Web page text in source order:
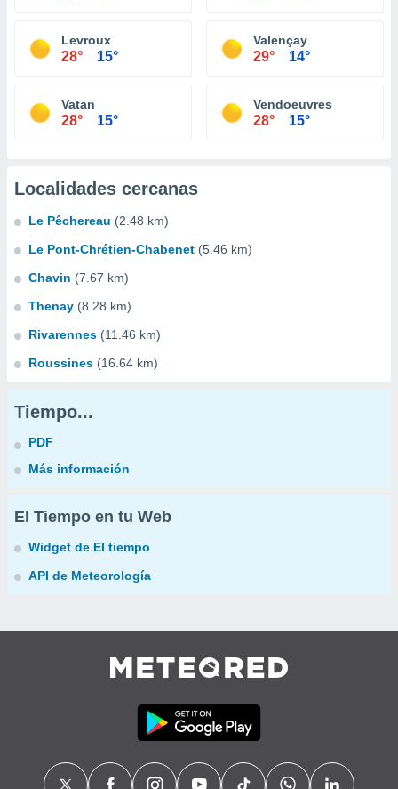
Levroux
28° 15°
Valençay
29° 14°
Vatan
28° 15°
Vendoeuvres
28° 15°
Localidades cercanas
Le Pêchereau (2.48 km)
Le Pont-Chrétien-Chabenet (5.46 km)
Chavin (7.67 km)
Thenay (8.28 km)
Rivarennes (11.46 km)
Roussines (16.64 km)
Tiempo...
PDF
Más información
El Tiempo en tu Web
Widget de El tiempo
API de Meteorología